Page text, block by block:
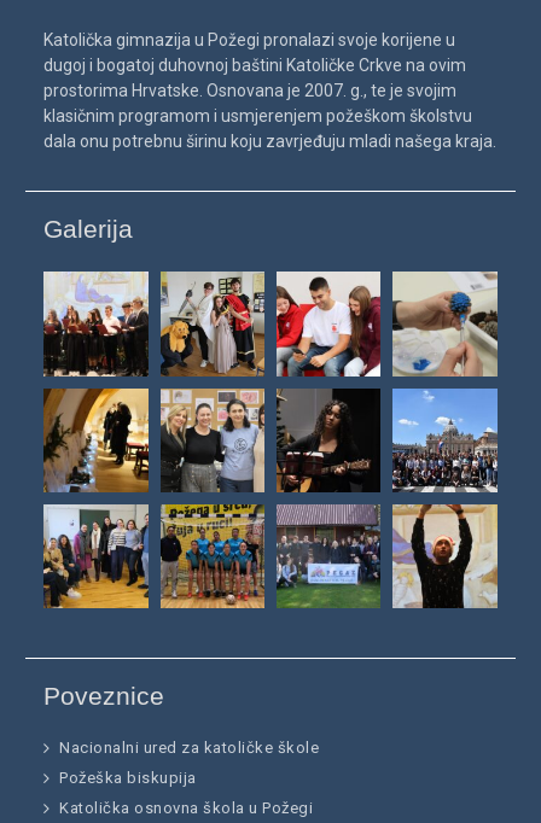
Katolička gimnazija u Požegi pronalazi svoje korijene u
dugoj i bogatoj duhovnoj baštini Katoličke Crkve na ovim
prostorima Hrvatske. Osnovana je 2007. g., te je svojim
klasičnim programom i usmjerenjem požeškom školstvu
dala onu potrebnu širinu koju zavrjeđuju mladi našega kraja.
Galerija
Poveznice
Nacionalni ured za katoličke škole
Požeška biskupija
Katolička osnovna škola u Požegi